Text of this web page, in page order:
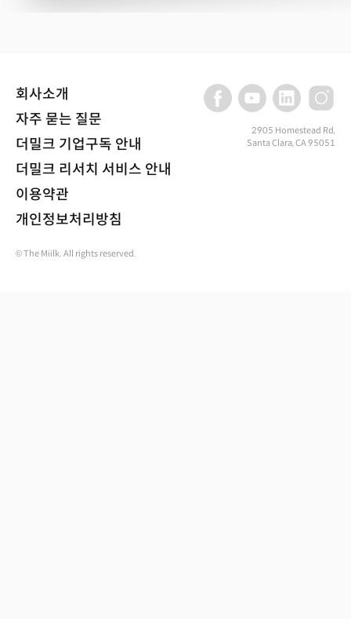
회사소개
자주 묻는 질문
더밀크 기업구독 안내
더밀크 리서치 서비스 안내
이용약관
개인정보처리방침
2905 Homestead Rd,
Santa Clara, CA 95051
© The Miilk. All rights reserved.